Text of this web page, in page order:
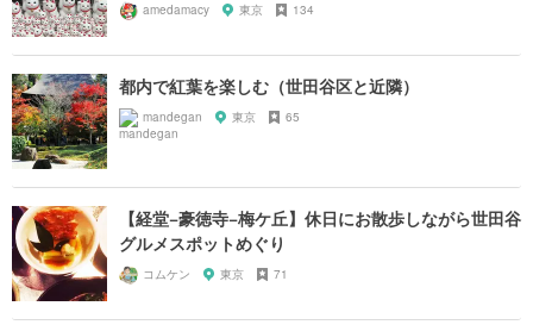
amedamacy 東京 134
都内で紅葉を楽しむ（世田谷区と近隣）
mandegan 東京 65
【経堂−豪徳寺−梅ケ丘】休日にお散歩しながら世田谷
グルメスポットめぐり
コムケン 東京 71